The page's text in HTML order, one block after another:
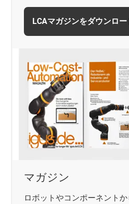
マガジン
ロボットやコンポーネント
LCAマガジンをダウンロー